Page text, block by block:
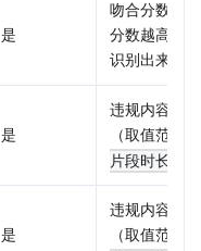
是
吻合分数，
分数越高，
识别出来的
是
违规内容在
（取值范围
片段时长]
是
违规内容在
（取值范围